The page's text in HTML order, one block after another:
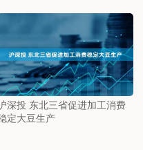
深投 东北三省促进加工消费
定大豆生产